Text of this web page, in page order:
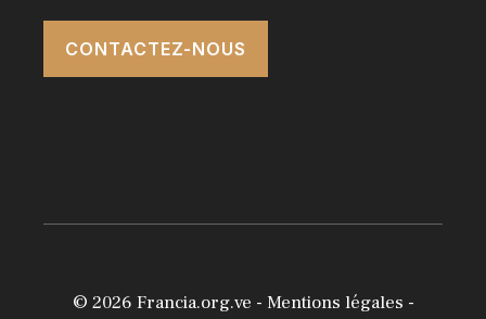
CONTACTEZ-NOUS
© 2026 Francia.org.ve - Mentions légales -